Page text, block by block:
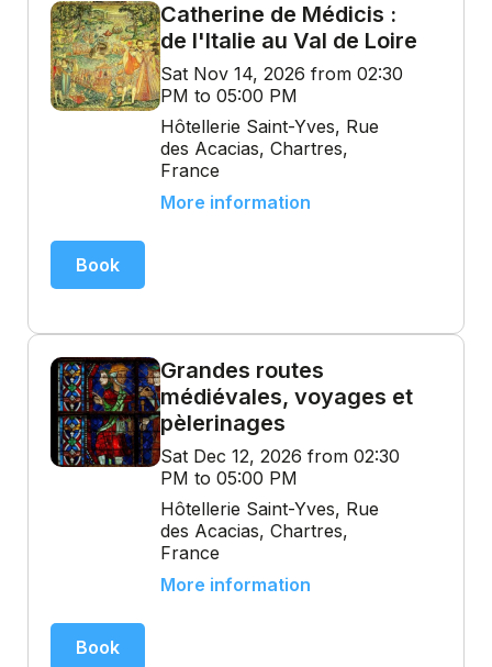
Catherine de Médicis :
de l'Italie au Val de Loire
Sat Nov 14, 2026 from 02:30
PM to 05:00 PM
Hôtellerie Saint-Yves, Rue
des Acacias, Chartres,
France
More information
Book
Grandes routes
médiévales, voyages et
pèlerinages
Sat Dec 12, 2026 from 02:30
PM to 05:00 PM
Hôtellerie Saint-Yves, Rue
des Acacias, Chartres,
France
More information
Book